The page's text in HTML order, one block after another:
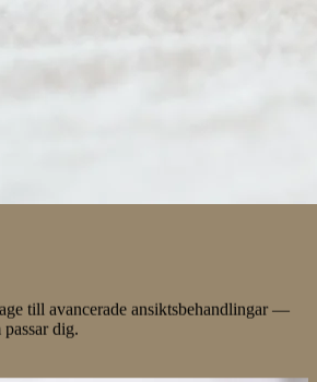
till avancerade ansiktsbehandlingar —
dig.